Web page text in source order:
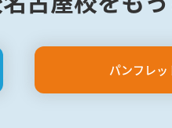
パンフレッ